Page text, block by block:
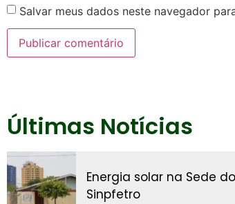
Salvar meus dados neste navegador
Últimas Notícias
Energia solar na Sede do
Sinpfetro